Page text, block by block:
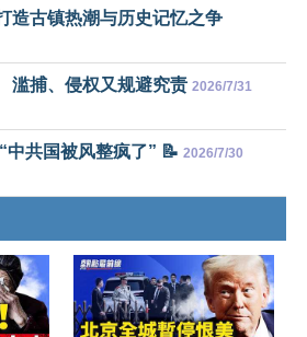
造古镇热潮与历史记忆之争
捕、侵权又规避究责 2026/7/31
中共国被风整疯了” 📝 2026/7/30